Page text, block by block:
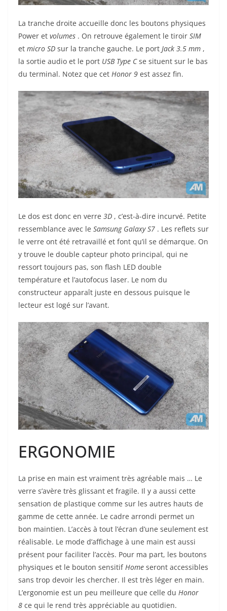
La tranche droite accueille donc les boutons physiques
Power et volumes . On retrouve également le tiroir SIM
et micro SD sur la tranche gauche. Le port Jack 3.5 mm ,
la sortie audio et le port USB Type Cse situent sur le bas
du terminal. Notez que cet Honor 9 est assez fin.
Le dos est donc en verre 3D , c’est-à-dire incurvé. Petite
ressemblance avec le Samsung Galaxy S7 . Les reflets sur
le verre ont été retravaillé et font qu’il se démarque. On
y trouve le double capteur photo principal, qui ne
ressort toujours pas, son flash LED double
température et l’autofocus laser. Le nom du
constructeur apparaît juste en dessous puisque le
lecteur est logé sur l’avant.
ERGONOMIE
La prise en main est vraiment très agréable mais … Le
verre s’avère très glissant et fragile. Il y a aussi cette
sensation de plastique comme sur les autres hauts de
gamme de cette année. Le cadre arrondi permet un
bon maintien. L’accès à tout l’écran d’une seulement est
réalisable. Le mode d’affichage à une main est aussi
présent pour faciliter l’accès. Pour ma part, les boutons
physiques et le bouton sensitifHome seront accessibles
sans trop devoir les chercher. Il est très léger en main.
L’ergonomie est un peu meilleure que celle du Honor
8 ce qui le rend très appréciable au quotidien.